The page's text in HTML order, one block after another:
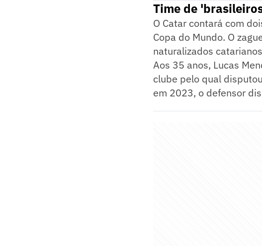
Time de
O Catar contará com
Copa do Mundo. O
naturalizados
Aos 35 anos, Lucas
clube pelo qual
em 2023, o defensor